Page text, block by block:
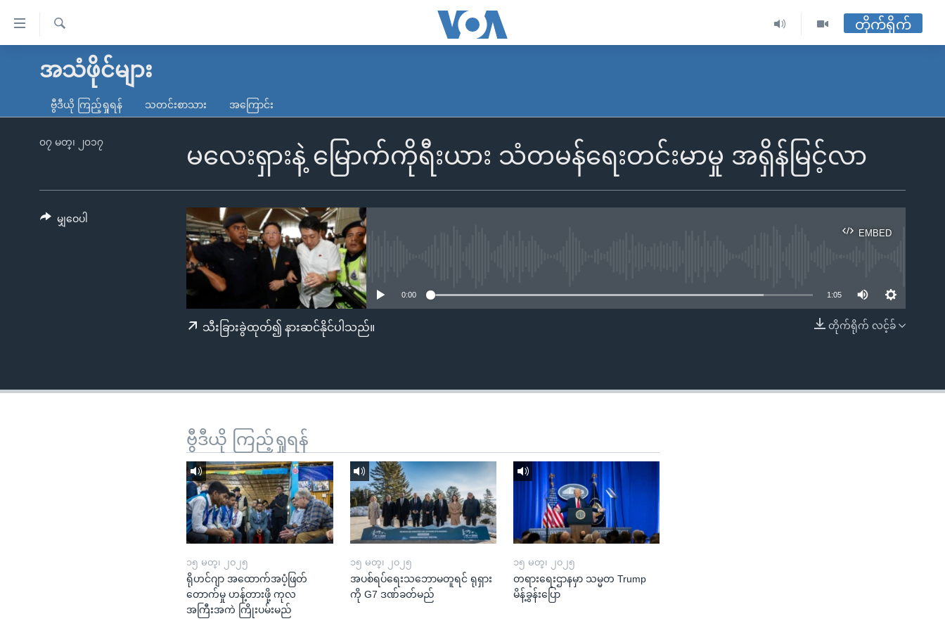
လွယ်ကူ
သည့်
ကျော်
မူလစာမျက်နှာ
ကမ္ဘာ့သတင်းများ
နိုင်ငံတကာ
တရုတ်
အစ္စရေး-ပါလက်စတိုင်း
ရပ်ဝန်းတခု လမ်းတခု အလွန်
အင်္ဂလိပ်စာလေ့လာမယ်
ရ
တိုက်ရိုက်
အသံဖိုင်များ
ဗွီဒီယို ကြည့်ရှုရန် သတင်းစာသား အကြောင်း
မလေးရှားနဲ့ မြောက်ကိုရီးယား သံတမန်ရေးတင်းမာမှု အရှိန်မြင့်လာ
၀၇ မတ္၊ ၂၀၁၇
EMBED
EMBED
0:00 1:05
တိုက်ရိုက် လင့်ခ်
သီးခြားခွဲထုတ်၍ နားဆင်နိုင်ပါသည်။
မျှဝေပါ
ဗွီဒီယို ကြည့်ရှုရန်
၁၅ မတ္၊ ၂၀၂၅
ရိုဟင်ဂျာ အထောက်အပံ့ဖြတ်
တောက်မှု ဟန့်တားဖို့ ကုလ
အကြီးအကဲ ကြိုးပမ်းမည်
၁၅ မတ္၊ ၂၀၂၅
အပစ်ရပ်ရေးသဘောမတူရင် ရုရှား
ကို G7 ဒဏ်ခတ်မည်
၁၅ မတ္၊ ၂၀၂၅
တရားရေးဌာနမှာ သမ္မတ Trump
မိန့်ခွန်းပြော